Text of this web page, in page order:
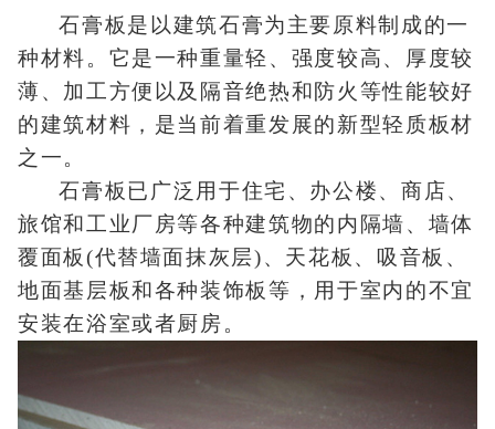
石膏板是以建筑石膏为主要原料制成的一
种材料。它是一种重量轻、强度较高、厚度较
薄、加工方便以及隔音绝热和防火等性能较好
的建筑材料，是当前着重发展的新型轻质板材
之一。
石膏板已广泛用于住宅、办公楼、商店、
旅馆和工业厂房等各种建筑物的内隔墙、墙体
覆面板(代替墙面抹灰层)、天花板、吸音板、
地面基层板和各种装饰板等，用于室内的不宜
安装在浴室或者厨房。